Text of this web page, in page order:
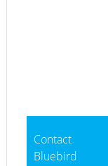
Contact
Bluebird